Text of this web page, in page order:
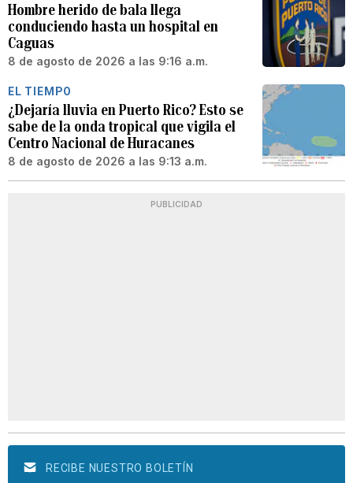
Hombre herido de bala llega
conduciendo hasta un hospital en
Caguas
8 de agosto de 2026 a las 9:16 a.m.
EL TIEMPO
¿Dejaría lluvia en Puerto Rico? Esto se
sabe de la onda tropical que vigila el
Centro Nacional de Huracanes
8 de agosto de 2026 a las 9:13 a.m.
PUBLICIDAD
RECIBE NUESTRO BOLETÍN